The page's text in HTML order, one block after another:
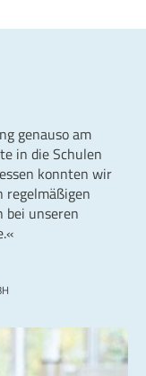
genauso am
in die Schulen
konnten wir
regelmäßigen
bei unseren